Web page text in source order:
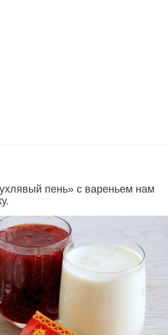
пень» с вареньем нам